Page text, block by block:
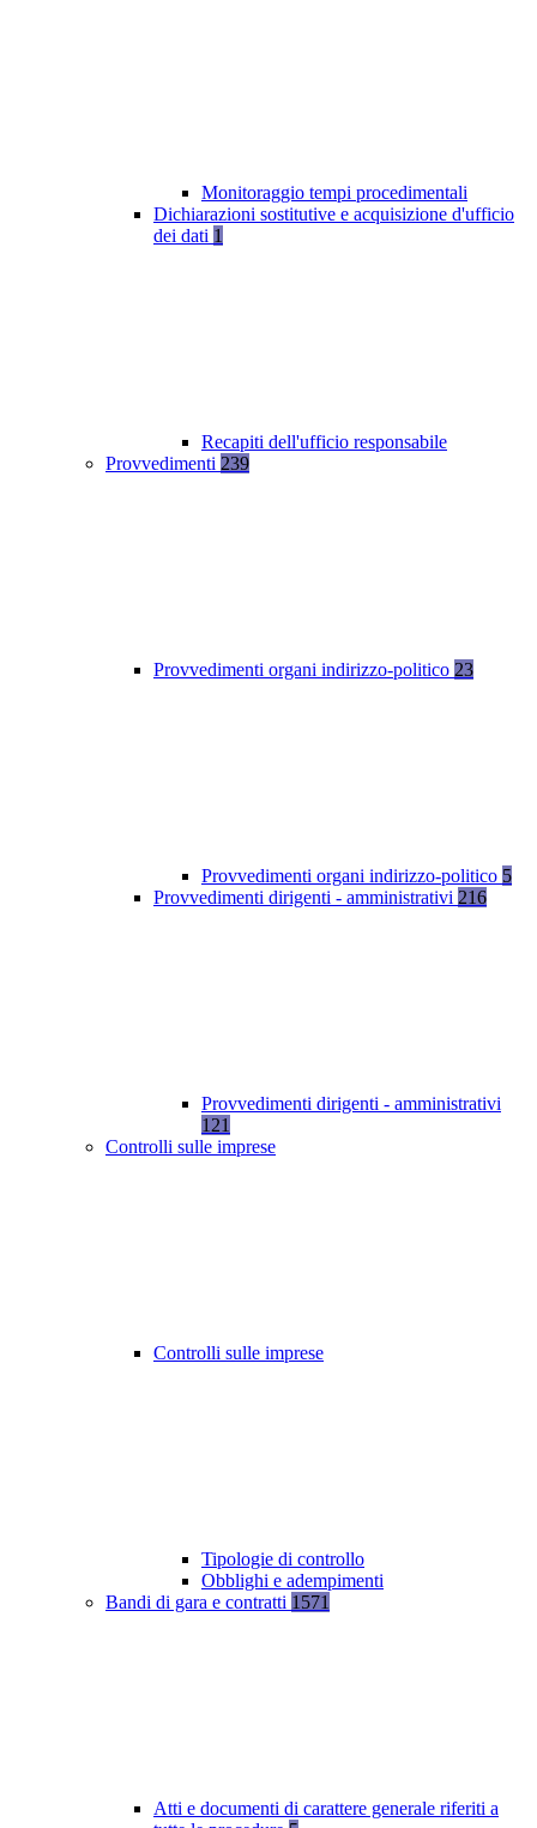
Monitoraggio tempi procedimentali
Dichiarazioni sostitutive e acquisizione d'ufficio
dei dati 1
Recapiti dell'ufficio responsabile
Provvedimenti 239
Provvedimenti organi indirizzo-politico 23
Provvedimenti organi indirizzo-politico 5
Provvedimenti dirigenti - amministrativi 216
Provvedimenti dirigenti - amministrativi
121
Controlli sulle imprese
Controlli sulle imprese
Tipologie di controllo
Obblighi e adempimenti
Bandi di gara e contratti 1571
Atti e documenti di carattere generale riferiti a